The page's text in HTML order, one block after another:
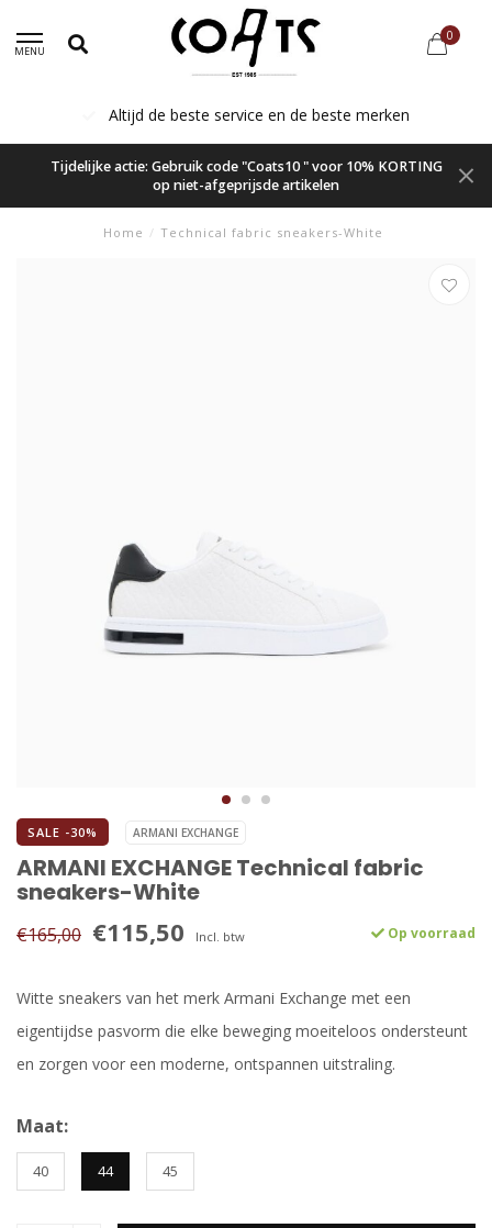
MENU
0
Altijd de beste service en de beste merken
Tijdelijke actie: Gebruik code "Coats10 " voor 10% KORTING
op niet-afgeprijsde artikelen
Home / Technical fabric sneakers-White
SALE -30% ARMANI EXCHANGE
ARMANI EXCHANGE Technical fabric
sneakers-White
€165,00 €115,50 Incl. btw Op voorraad
Witte sneakers van het merk Armani Exchange met een
eigentijdse pasvorm die elke beweging moeiteloos ondersteunt
en zorgen voor een moderne, ontspannen uitstraling.
Maat:
40 44 45